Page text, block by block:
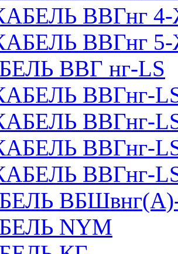
ВВГнг
ВВГнг
ВВГ нг-LS
ВВГнг-
ВВГнг-
ВВГнг-
ВВГнг-
NYM